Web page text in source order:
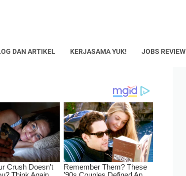
DAN ARTIKEL KERJASAMA YUK! JOBS REVIEW